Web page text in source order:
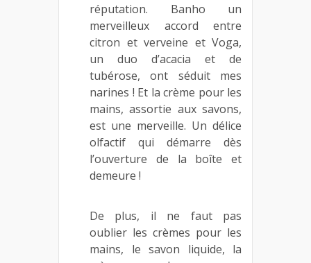
réputation. Banho un
merveilleux accord entre
citron et verveine et Voga,
un duo d’acacia et de
tubérose, ont séduit mes
narines ! Et la crème pour les
mains, assortie aux savons,
est une merveille. Un délice
olfactif qui démarre dès
l’ouverture de la boîte et
demeure !
De plus, il ne faut pas
oublier les crèmes pour les
mains, le savon liquide, la